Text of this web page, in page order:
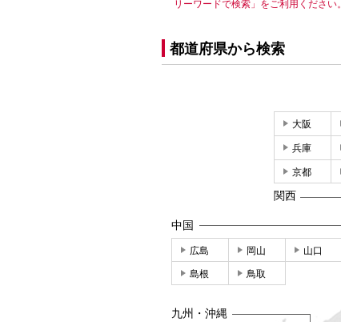
リーワードで検索」をご利用ください。
都道府県から検索
大阪
兵庫
京都
関西
中国
広島 岡山 山口
島根 鳥取
九州・沖縄